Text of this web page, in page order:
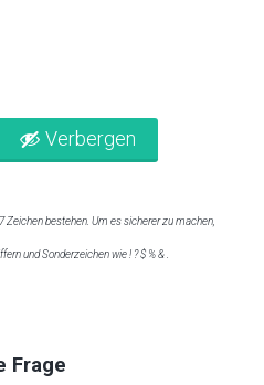
Verbergen
bestehen. Um es sicherer zu machen,
und Sonderzeichen wie ! ? $ % & .
Frage